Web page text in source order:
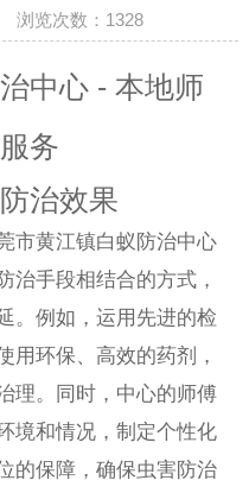
浏览次数： 1328
中心 - 本地师
务
治效果
市黄江镇白蚁防治中心
治手段相结合的方式，
。例如，运用先进的检
用环保、高效的药剂，
理。同时，中心的师傅
境和情况，制定个性化
的保障，确保虫害防治